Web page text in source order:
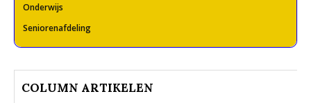
Onderwijs
Seniorenafdeling
COLUMN ARTIKELEN